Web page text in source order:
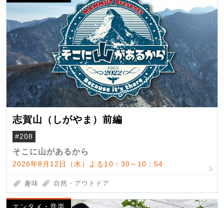
志賀山（しがやま）前編
#208
そこに山があるから
2026年8月12日（水）よる10：30～10：54
趣味 自然・アウトドア